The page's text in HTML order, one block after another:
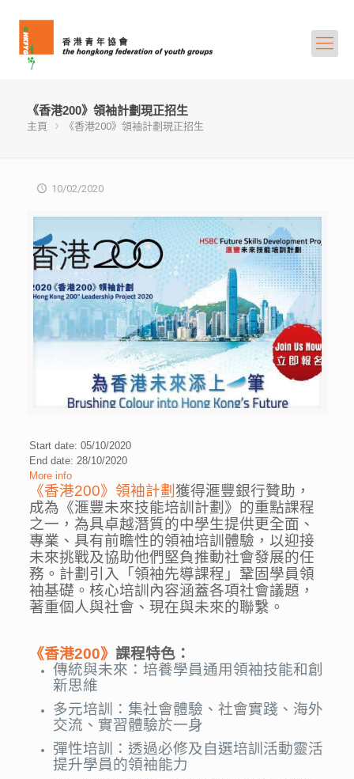
《香港200》領袖計劃現正招生
主頁 《香港200》領袖計劃現正招生
10/02/2020
Start date: 05/10/2020
End date: 28/10/2020
More info
《香港200》領袖計劃 獲得滙豐銀行贊助，
成為《滙豐未來技能培訓計劃》的重點課程
之一，為具卓越潛質的中學生提供更全面、
專業、具有前瞻性的領袖培訓體驗，以迎接
未來挑戰及協助他們堅負推動社會發展的任
務。計劃引入「領袖先導課程」鞏固學員領
袖基礎。核心培訓內容涵蓋各項社會議題，
著重個人與社會、現在與未來的聯繫。
《香港200》課程特色：
傳統與未來：培養學員通用領袖技能和創
新思維
多元培訓：集社會體驗、社會實踐、海外
交流、實習體驗於一身
彈性培訓：透過必修及自選培訓活動靈活
提升學員的領袖能力